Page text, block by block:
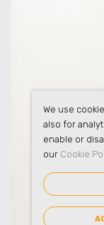
We use
also for
enable or
our Cookie